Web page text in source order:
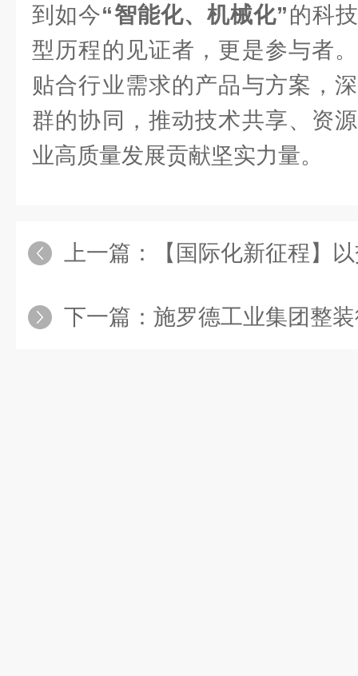
到如今“智能化、机械化”的科
型历程的见证者，更是参与者
贴合行业需求的产品与方案，
群的协同，推动技术共享、资
业高质量发展贡献坚实力量。
上一篇： 【国际化新征程】以交流为桥，通
下一篇： 施罗德工业集团整装待发！ICPTT2025 详细日程揭晓，顶配阵